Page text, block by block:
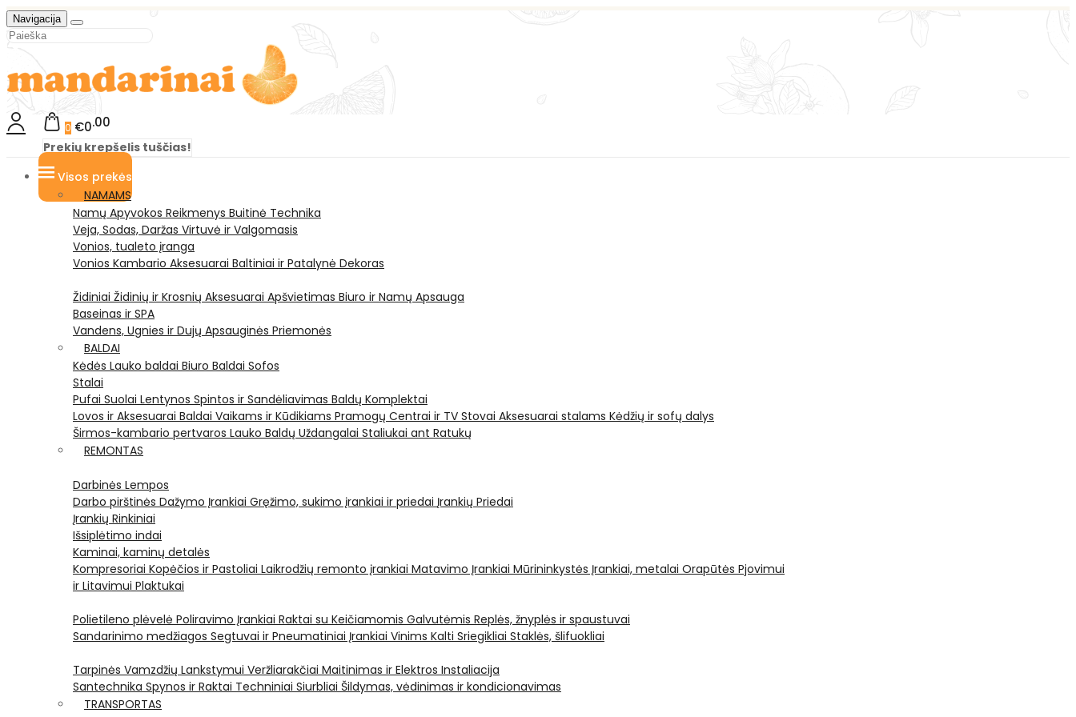
Navigacija
0 €0 00
Prekių krepšelis tuščias!
Visos prekės
NAMAMS
Namų Apyvokos Reikmenys Buitinė Technika
Veja, Sodas, Daržas Virtuvė ir Valgomasis
Vonios, tualeto įranga
Vonios Kambario Aksesuarai Baltiniai ir Patalynė Dekoras
Židiniai Židinių ir Krosnių Aksesuarai Apšvietimas Biuro ir Namų Apsauga
Baseinas ir SPA
Vandens, Ugnies ir Dujų Apsauginės Priemonės
BALDAI
Kėdės Lauko baldai Biuro Baldai Sofos
Stalai
Pufai Suolai Lentynos Spintos ir Sandėliavimas Baldų Komplektai
Lovos ir Aksesuarai Baldai Vaikams ir Kūdikiams Pramogų Centrai ir TV Stovai Aksesuarai stalams Kėdžių ir sofų dalys
Širmos-kambario pertvaros Lauko Baldų Uždangalai Staliukai ant Ratukų
REMONTAS
Darbinės Lempos
Darbo pirštinės Dažymo Įrankiai Gręžimo, sukimo įrankiai ir priedai Įrankių Priedai
Įrankių Rinkiniai
Išsiplėtimo indai
Kaminai, kaminų detalės
Kompresoriai Kopėčios ir Pastoliai Laikrodžių remonto įrankiai Matavimo Įrankiai Mūrininkystės Įrankiai, metalai Orapūtės Pjovimui
ir Litavimui Plaktukai
Polietileno plėvelė Poliravimo Įrankiai Raktai su Keičiamomis Galvutėmis Replės, žnyplės ir spaustuvai
Sandarinimo medžiagos Segtuvai ir Pneumatiniai Įrankiai Vinims Kalti Sriegikliai Staklės, šlifuokliai
Tarpinės Vamzdžių Lankstymui Veržliarakčiai Maitinimas ir Elektros Instaliacija
Santechnika Spynos ir Raktai Techniniai Siurbliai Šildymas, vėdinimas ir kondicionavimas
TRANSPORTAS